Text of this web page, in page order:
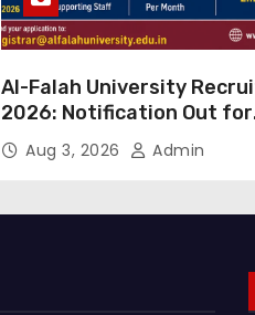
Al-Falah University
2026: Notification Out for
Nursing, Paramedical &
Supporting Staff Posts,
Aug 3, 2026 Admin